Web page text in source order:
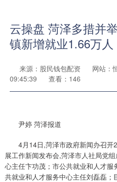
云操盘 菏泽多措并
镇新增就业1.66万人
来源：股民钱包配资 网站：
09:45:39
查看：146
尹婷 菏泽报道
4月14日,菏泽市政府新闻办召开
展工作新闻发布会,菏泽市人社局党
心主任卞功茂；市公共就业和人才
共就业和人才服务中心主任刘磊磊